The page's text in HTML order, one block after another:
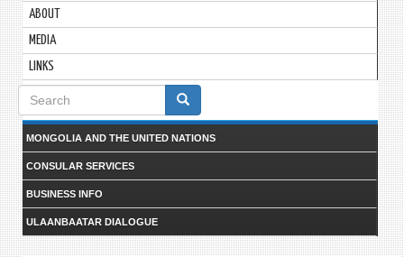
ABOUT
MEDIA
LINKS
Search
form
MONGOLIA AND THE UNITED NATIONS
CONSULAR SERVICES
BUSINESS INFO
ULAANBAATAR DIALOGUE